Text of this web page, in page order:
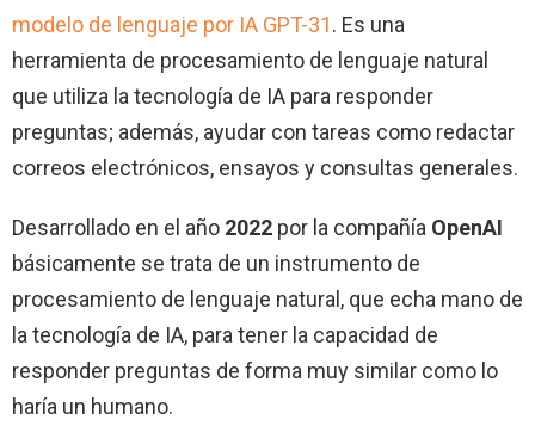
modelo de lenguaje por IA GPT-31. Es una
herramienta de procesamiento de lenguaje natural
que utiliza la tecnología de IA para responder
preguntas; además, ayudar con tareas como redactar
correos electrónicos, ensayos y consultas generales.
Desarrollado en el año 2022 por la compañía OpenAI
básicamente se trata de un instrumento de
procesamiento de lenguaje natural, que echa mano de
la tecnología de IA, para tener la capacidad de
responder preguntas de forma muy similar como lo
haría un humano.